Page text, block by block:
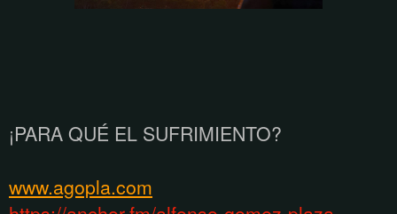
¡PARA QUÉ EL SUFRIMIENTO?
www.agopla.com